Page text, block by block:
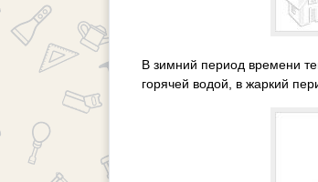
В зимний период времени
горячей водой, в жаркий